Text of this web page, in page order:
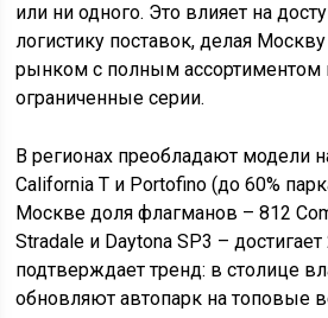
или ни одного. Это влияет на
логистику поставок, делая
рынком с полным ассортиментом
ограниченные серии.
В регионах преобладают модели
California T и Portofino (до 60%
Москве доля флагманов – 812
Stradale и Daytona SP3 – достигает
подтверждает тренд: в столице
обновляют автопарк на топовые